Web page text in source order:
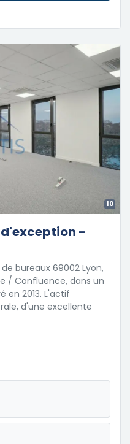
10
-
bureaux 69002 Lyon,
/ Confluence, dans un
en 2013. L'actif
d'une excellente